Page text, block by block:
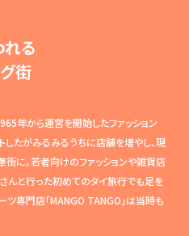
る
街
年から運営を開始したファッション
したがみるみるうちに店舗を増やし、現
に。若者向けのファッションや雑貨店
んと行った初めてのタイ旅行でも足を
ツ専門店「MANGO TANGO」は当時も